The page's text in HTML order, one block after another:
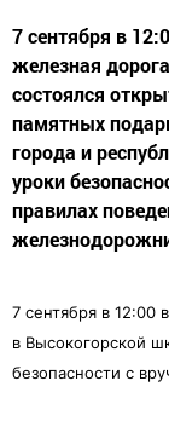
7 сентября в
железная
состоялся
памятных
города и
уроки
правилах
7 сентября в 12:00
в Высокогорской
безопасности с